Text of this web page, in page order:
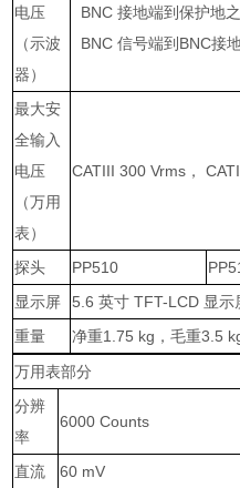
电压
（示波
器）
BNC接地端到保护地
BNC信号端到 BNC接
最大安
全输入
电压
（万用
表）
CATIII 300 Vrms ，
探头 PP510
显示屏
5.6英寸 TFT-LCD 显示
重量
净重1.75 kg ，毛重3.5
万用表部分
分辨
率
6000 Counts
直流
60 mV